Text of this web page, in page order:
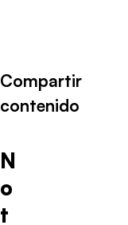
Compartir
contenido
N
o
t